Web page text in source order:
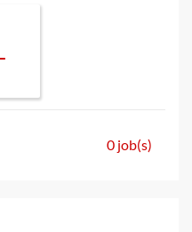
0 job(s)